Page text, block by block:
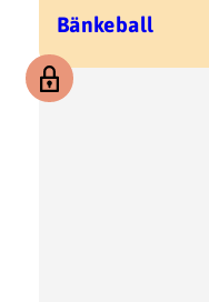
Bänkeball